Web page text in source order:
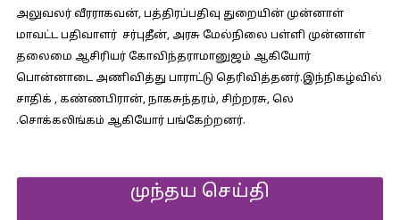
அலுவலர் வீரராகவன், பத்திரப்பதிவு துறையின் முன்னாள்
மாவட்ட பதிவாளர் சர்புதீன், அரசு மேல்நிலை பள்ளி முன்னாள்
தலைமை ஆசிரியர் கோவிந்தராமானுஜம் ஆகியோர்
பொன்னாடை அணிவித்து பாராட்டு தெரிவித்தனர்.இந்நிகழ்வில்
சாதிக் , கண்ணபிரான், நாகசுந்தரம், சிற்றரசு, லெ
.சொக்கலிங்கம் ஆகியோர் பங்கேற்றனர்.
முந்தய செய்தி